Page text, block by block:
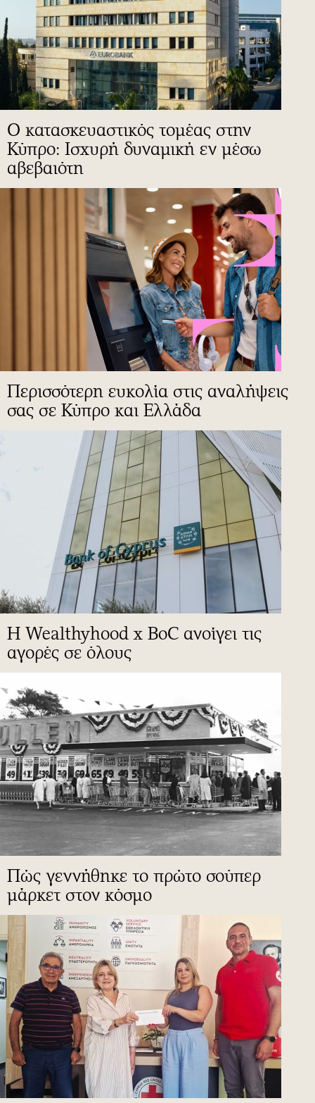
Ο κατασκευαστικός τομέας στην
Κύπρο: Ισχυρή δυναμική εν μέσω
αβεβαιότη
Περισσότερη ευκολία στις αναλήψεις
σας σε Κύπρο και Ελλάδα
Η Wealthyhood x BoC ανοίγει τις
αγορές σε όλους
Πώς γεννήθηκε το πρώτο σούπερ
μάρκετ στον κόσμο